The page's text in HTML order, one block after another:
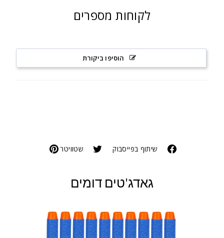
לקוחות מספרים
הוסיפו ביקורת
שיתוף בפייסבוק שטוויטר
גאדג'טים דומים